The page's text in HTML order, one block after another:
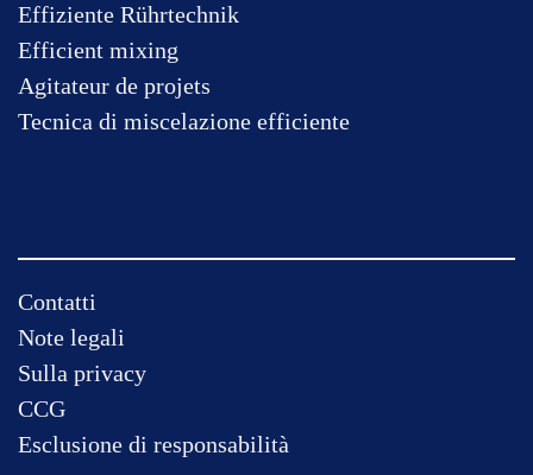
Effiziente Rührtechnik
Efficient mixing
Agitateur de projets
Tecnica di miscelazione efficiente
Salta
la
navigazione
Contatti
Note legali
Sulla privacy
CCG
Esclusione di responsabilità